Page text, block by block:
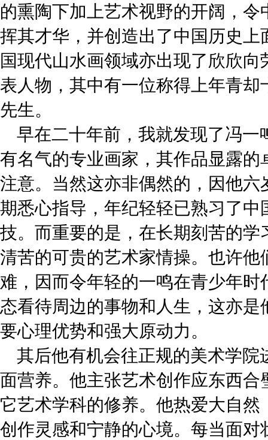
的熏陶下加上艺术视野的开阔，
挥其才华，并创造出了中国历史
国现代山水画领域亦出现了欣欣
表人物，其中有一位称得上年青
先生。
早在二十年前，我就发现了冯一
有名气的专业画家，其作品显露
注意。当然这亦非偶然的，因他
期悉心指导，年纪轻轻已熟习了
技。而重要的是，在长期刻苦的
清苦的可贵的艺术家情操。也许
难，因而令年轻的一鸣在青少年
态看待周边的事物和人生，这亦
要心理优势和强大原动力。
其后他有机会往正规的美术学院
面营养。他主张艺术创作应东西
它艺术学科的修养。他热爱大自
创作灵感和宁静的心境。每当面